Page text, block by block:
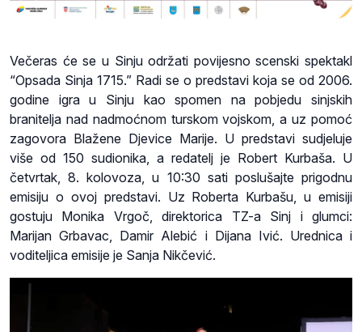
Večeras će se u Sinju održati povijesno scenski spektakl
“Opsada Sinja 1715.” Radi se o predstavi koja se od 2006.
godine igra u Sinju kao spomen na pobjedu sinjskih
branitelja nad nadmoćnom turskom vojskom, a uz pomoć
zagovora Blažene Djevice Marije. U predstavi sudjeluje
više od 150 sudionika, a redatelj je Robert Kurbaša. U
četvrtak, 8. kolovoza, u 10:30 sati poslušajte prigodnu
emisiju o ovoj predstavi. Uz Roberta Kurbašu, u emisiji
gostuju Monika Vrgoč, direktorica TZ-a Sinj i glumci:
Marijan Grbavac, Damir Alebić i Dijana Ivić. Urednica i
voditeljica emisije je Sanja Nikčević.